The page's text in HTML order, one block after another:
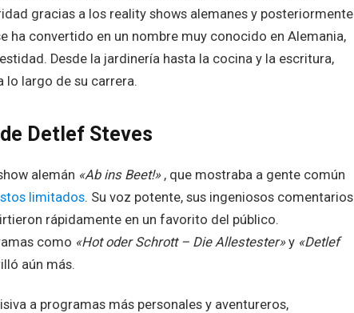
gracias a los reality shows alemanes y posteriormente
ha convertido en un nombre muy conocido en Alemania,
Desde la jardinería hasta la cocina y la escritura,
lo largo de su carrera.
Detlef Steves
alemán «Ab ins Beet!», que mostraba a gente común
limitados. Su voz potente, sus ingeniosos comentarios
rápidamente en un favorito del público.
como «Hot oder Schrott – Die Allestester»y «Detlef
aún más.
a programas más personales y aventureros,